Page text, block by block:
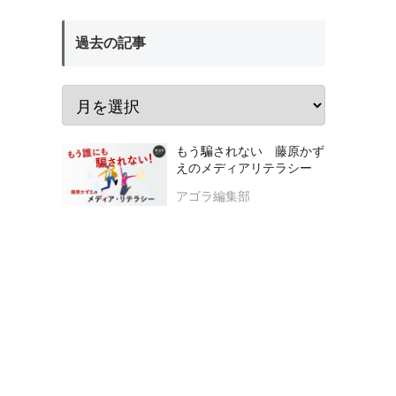
過去の記事
もう騙されない 藤原かず
えのメディアリテラシー
アゴラ編集部